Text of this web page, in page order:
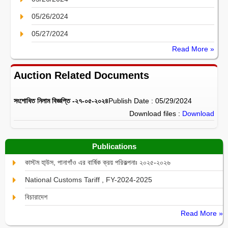
05/26/2024
05/27/2024
Read More »
Auction Related Documents
সংশোধিত নিলাম বিজ্ঞপ্তি -২৭-০৫-২০২৪Publish Date : 05/29/2024
Download files : Download
Publications
কাস্টম হা্উস, পানাগাঁও এর বার্ষিক ক্রয় পরিকল্পনাঃ ২০২৫-২০২৬
National Customs Tariff , FY-2024-2025
বিচারাদেশ
Read More »